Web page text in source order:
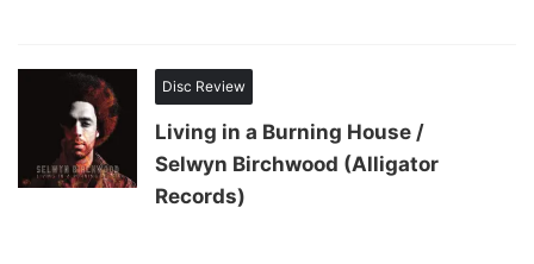
Disc Review
Living in a Burning House /
Selwyn Birchwood (Alligator
Records)